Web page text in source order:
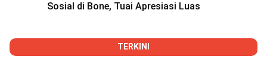
Sosial di Bone, Tuai Apresiasi Luas
TERKINI